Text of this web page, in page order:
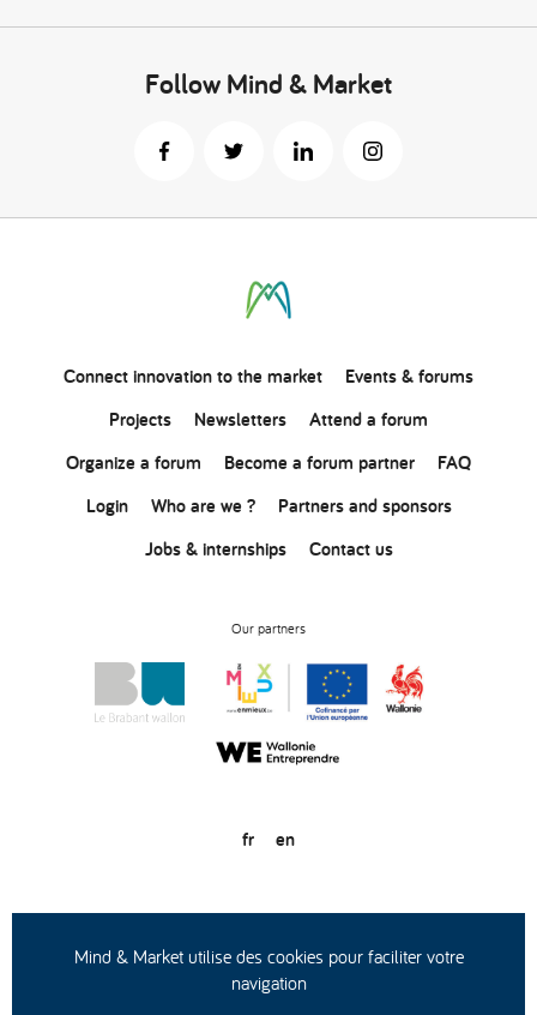
Follow Mind & Market
Connectinnovationto the market
Events & forums
Projects
Newsletters
Attend a forum
Organize a forum
Become a forum partner
FAQ
Login
Who are we ?
Partners and sponsors
Jobs & internships
Contact us
Our partners
fr en
© Copyright 2020
General conditions of use
Privacy statement
Mind & Market utilise des cookies pour faciliter votre
navigation